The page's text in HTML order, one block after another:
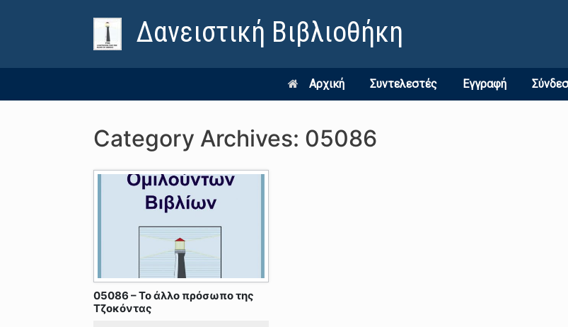
Δανειστική Βιβλιοθήκη
Αρχική Συντελεστές Εγγραφή
Category Archives: 05086
05086 – Το άλλο πρόσωπο της
Τζοκόντας